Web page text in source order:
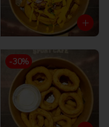
-30%